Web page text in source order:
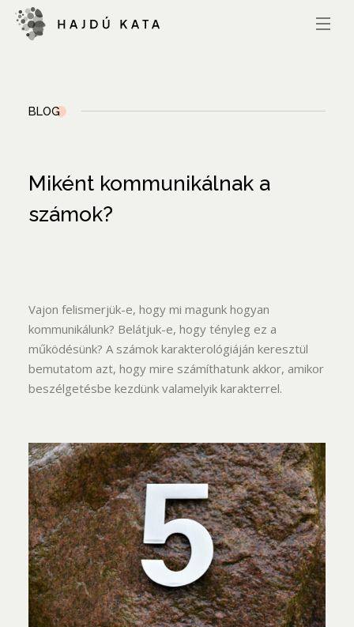
BLOG
Miként kommunikálnak a
számok?
Vajon felismerjük-e, hogy mi magunk hogyan
kommunikálunk? Belátjuk-e, hogy tényleg ez a
működésünk? A számok karakterológiáján keresztül
bemutatom azt, hogy mire számíthatunk akkor, amikor
beszélgetésbe kezdünk valamelyik karakterrel.